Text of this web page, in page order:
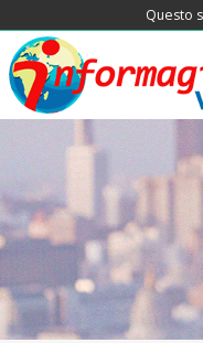
Questo